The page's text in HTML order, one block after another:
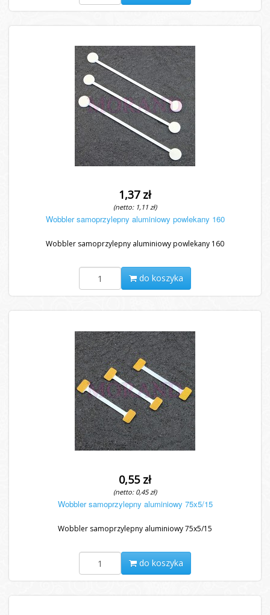
1,37 zł
(netto: 1,11 zł)
Wobbler samoprzylepny aluminiowy powlekany 160
Wobbler samoprzylepny aluminiowy powlekany 160
do koszyka
0,55 zł
(netto: 0,45 zł)
Wobbler samoprzylepny aluminiowy 75x5/15
Wobbler samoprzylepny aluminiowy 75x5/15
do koszyka